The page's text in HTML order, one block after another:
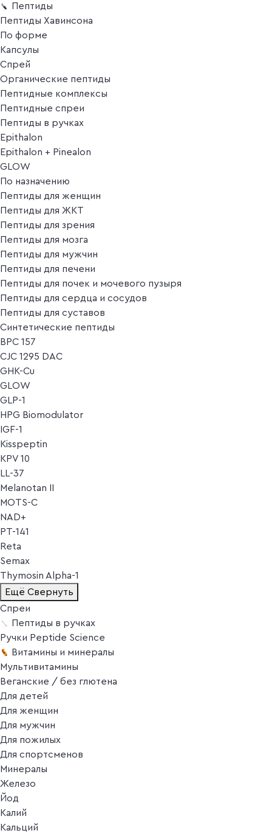
Пептиды
Пептиды Хавинсона
По форме
Капсулы
Спрей
Органические пептиды
Пептидные комплексы
Пептидные спреи
Пептиды в ручках
Epithalon
Epithalon + Pinealon
GLOW
По назначению
Пептиды для женщин
Пептиды для ЖКТ
Пептиды для зрения
Пептиды для мозга
Пептиды для мужчин
Пептиды для печени
Пептиды для почек и мочевого пузыря
Пептиды для сердца и сосудов
Пептиды для суставов
Синтетические пептиды
BPC 157
CJC 1295 DAC
GHK-Cu
GLOW
GLP-1
HPG Biomodulator
IGF-1
Kisspeptin
KPV 10
LL-37
Melanotan II
MOTS-C
NAD+
PT-141
Reta
Semax
Thymosin Alpha-1
Ещё Свернуть
Спреи
Пептиды в ручках
Ручки Peptide Science
Витамины и минералы
Мультивитамины
Веганские / без глютена
Для детей
Для женщин
Для мужчин
Для пожилых
Для спортсменов
Минералы
Железо
Йод
Калий
Кальций